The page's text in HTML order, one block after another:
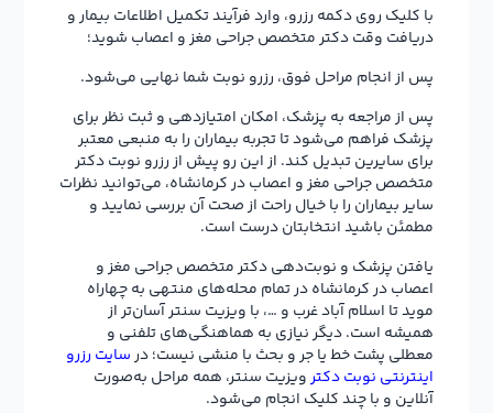
با کلیک روی دکمه رزرو، وارد فرآیند تکمیل اطلاعات بیمار و
دریافت وقت دکتر متخصص جراحی مغز و اعصاب شوید؛
پس از انجام مراحل فوق، رزرو نوبت شما نهایی می‌شود.
پس از مراجعه به پزشک، امکان امتیازدهی و ثبت نظر برای
پزشک فراهم می‌شود تا تجربه بیماران را به منبعی معتبر
برای سایرین تبدیل کند. از این رو پیش از رزرو نوبت دکتر
متخصص جراحی مغز و اعصاب در کرمانشاه، می‌توانید نظرات
سایر بیماران را با خیال راحت از صحت آن بررسی نمایید و
مطمئن باشید انتخابتان درست است.
یافتن پزشک و نوبت‌دهی دکتر متخصص جراحی مغز و
اعصاب در کرمانشاه در تمام محله‌های منتهی به چهاراه
موید تا اسلام آباد غرب و …، با ویزیت سنتر آسان‌تر از
همیشه است. دیگر نیازی به هماهنگی‌های تلفنی و
معطلی پشت خط یا جر و بحث با منشی نیست؛ درسایت رزرو
اینترنتی نوبت دکترویزیت سنتر، همه مراحل به‌صورت
آنلاین و با چند کلیک انجام می‌شود.